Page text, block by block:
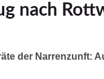
nach
der Narrenzunft: